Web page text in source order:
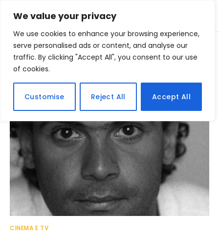
We value your privacy
We use cookies to enhance your browsing experience,
serve personalised ads or content, and analyse our
traffic. By clicking "Accept All", you consent to our use
of cookies.
Customise Reject All Accept All
Home » Posts Tagged "icones"
BROWSING:
CINEMA E TV